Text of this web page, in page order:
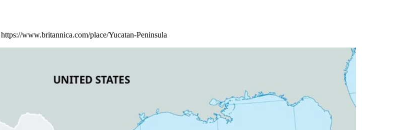
www.britannica.com/place/Yucatan-Peninsula